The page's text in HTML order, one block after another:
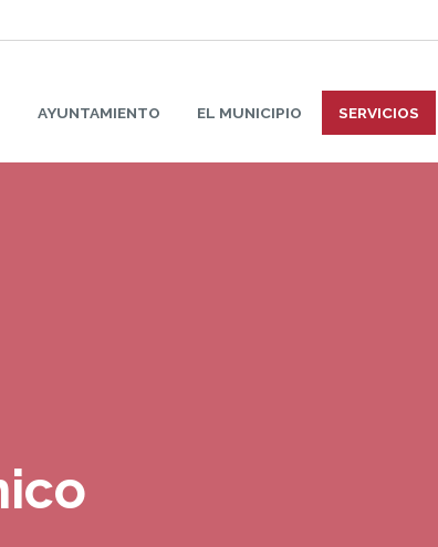
AYUNTAMIENTO EL MUNICIPIO SERVICIOS